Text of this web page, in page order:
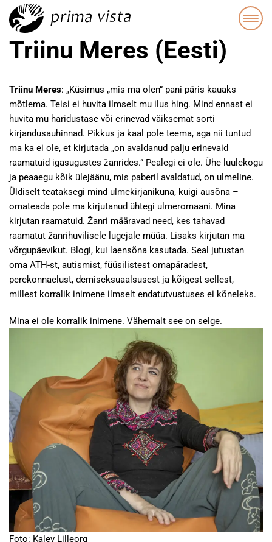
Triinu Meres (Eesti)
Triinu Meres: „Küsimus „mis ma olen” pani päris kauaks
mõtlema. Teisi ei huvita ilmselt mu ilus hing. Mind ennast ei
huvita mu haridustase või erinevad väiksemat sorti
kirjandusauhinnad. Pikkus ja kaal pole teema, aga nii tuntud
ma ka ei ole, et kirjutada „on avaldanud palju erinevaid
raamatuid igasugustes žanrides.” Pealegi ei ole. Ühe luulekogu
ja peaaegu kõik ülejäänu, mis paberil avaldatud, on ulmeline.
Üldiselt teataksegi mind ulmekirjanikuna, kuigi ausõna –
omateada pole ma kirjutanud ühtegi ulmeromaani. Mina
kirjutan raamatuid. Žanri määravad need, kes tahavad
raamatut žanrihuvilisele lugejale müüa. Lisaks kirjutan ma
võrgupäevikut. Blogi, kui laensõna kasutada. Seal jutustan
oma ATH-st, autismist, füüsilistest omapäradest,
perekonnaelust, demiseksuaalsusest ja kõigest sellest,
millest korralik inimene ilmselt endatutvustuses ei kõneleks.
Mina ei ole korralik inimene. Vähemalt see on selge.
Foto: Kalev Lilleorg